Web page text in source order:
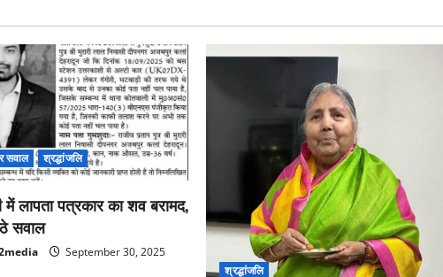
सवाल श्रद्धांजलि
में लापता पत्रकार का शव बरामद,
सवाल
September 30, 2025
श्रद्धांजलि